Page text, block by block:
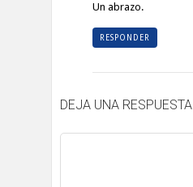
Un abrazo.
RESPONDER
DEJA UNA RESPUESTA